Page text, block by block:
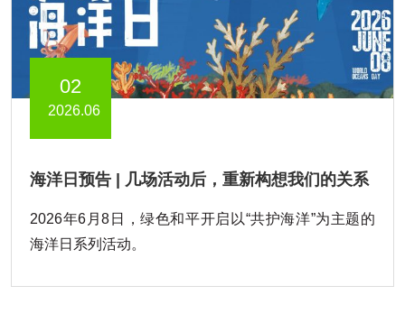
02
2026.06
海洋日预告 | 几场活动后，重新构想我们的关系
2026年6月8日，绿色和平开启以“共护海洋”为主题的
海洋日系列活动。